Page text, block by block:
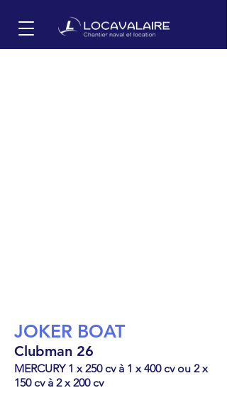
JOKER BOAT
Clubman 26
MERCURY 1 x 250 cv à 1 x 400 cv ou 2 x
150 cv à 2 x 200 cv